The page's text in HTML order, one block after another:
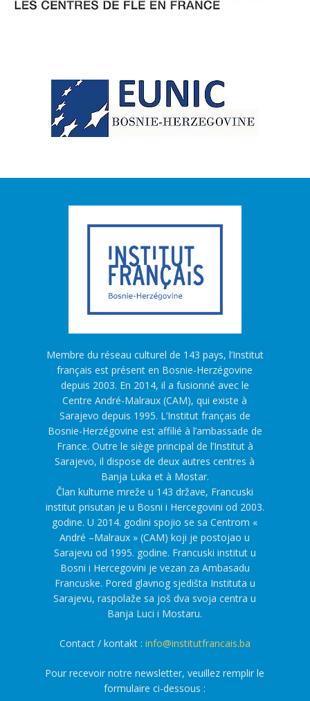
Membre du réseau culturel de 143 pays, l’Institut
français est présent en Bosnie-Herzégovine
depuis 2003. En 2014, il a fusionné avec le
Centre André-Malraux (CAM), qui existe à
Sarajevo depuis 1995. L’Institut français de
Bosnie-Herzégovine est affilié à l’ambassade de
France. Outre le siège principal de l’Institut à
Sarajevo, il dispose de deux autres centres à
Banja Luka et à Mostar.
Član kulturne mreže u 143 države, Francuski
institut prisutan je u Bosni i Hercegovini od 2003.
godine. U 2014. godini spojio se sa Centrom «
André –Malraux » (CAM) koji je postojao u
Sarajevu od 1995. godine. Francuski institut u
Bosni i Hercegovini je vezan za Ambasadu
Francuske. Pored glavnog sjedišta Instituta u
Sarajevu, raspolaže sa još dva svoja centra u
Banja Luci i Mostaru.
Contact / kontakt : info@institutfrancais.ba
Pour recevoir notre newsletter, veuillez remplir le
formulaire ci-dessous :